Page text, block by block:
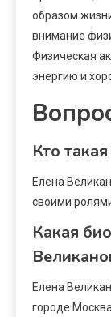
образом
внимание
Физическая
энергию и
Кто
Елена
своими
Какая
Елена
городе